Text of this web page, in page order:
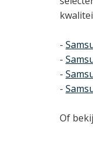
-
-
-
-
Of